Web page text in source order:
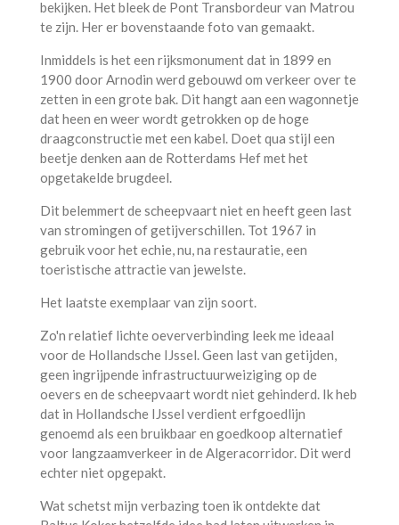
bekijken. Het bleek de Pont Transbordeur van Matrou
te zijn. Her er bovenstaande foto van gemaakt.
Inmiddels is het een rijksmonument dat in 1899 en
1900 door Arnodin werd gebouwd om verkeer over te
zetten in een grote bak. Dit hangt aan een wagonnetje
dat heen en weer wordt getrokken op de hoge
draagconstructie met een kabel. Doet qua stijl een
beetje denken aan de Rotterdams Hef met het
opgetakelde brugdeel.
Dit belemmert de scheepvaart niet en heeft geen last
van stromingen of getijverschillen. Tot 1967 in
gebruik voor het echie, nu, na restauratie, een
toeristische attractie van jewelste.
Het laatste exemplaar van zijn soort.
Zo'n relatief lichte oeververbinding leek me ideaal
voor de Hollandsche IJssel. Geen last van getijden,
geen ingrijpende infrastructuurweiziging op de
oevers en de scheepvaart wordt niet gehinderd. Ik heb
dat in Hollandsche IJssel verdient erfgoedlijn
genoemd als een bruikbaar en goedkoop alternatief
voor langzaamverkeer in de Algeracorridor. Dit werd
echter niet opgepakt.
Wat schetst mijn verbazing toen ik ontdekte dat